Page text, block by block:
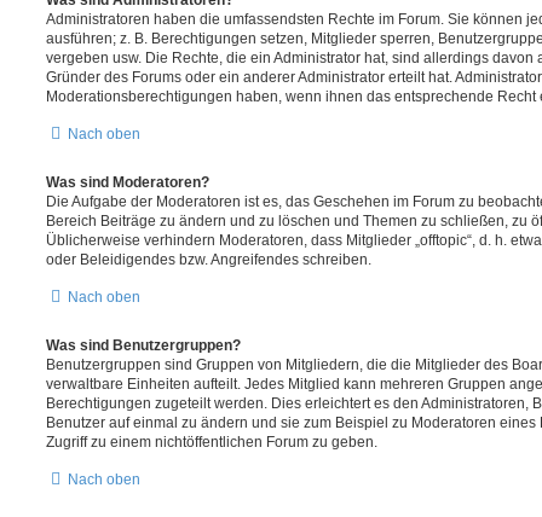
Administratoren haben die umfassendsten Rechte im Forum. Sie können
ausführen; z. B. Berechtigungen setzen, Mitglieder sperren,
vergeben usw. Die Rechte, die ein Administrator hat, sind allerdings
Gründer des Forums oder ein anderer Administrator erteilt hat.
Moderationsberechtigungen haben, wenn ihnen das entsprechende Recht
Nach oben
Was sind Moderatoren?
Die Aufgabe der Moderatoren ist es, das Geschehen im Forum zu
Bereich Beiträge zu ändern und zu löschen und Themen zu schließen, zu
Üblicherweise verhindern Moderatoren, dass Mitglieder „offtopic“, d. h.
oder Beleidigendes bzw. Angreifendes schreiben.
Nach oben
Was sind Benutzergruppen?
Benutzergruppen sind Gruppen von Mitgliedern, die die Mitglieder des
verwaltbare Einheiten aufteilt. Jedes Mitglied kann mehreren Gruppen
Berechtigungen zugeteilt werden. Dies erleichtert es den Administratoren,
Benutzer auf einmal zu ändern und sie zum Beispiel zu Moderatoren
Zugriff zu einem nichtöffentlichen Forum zu geben.
Nach oben